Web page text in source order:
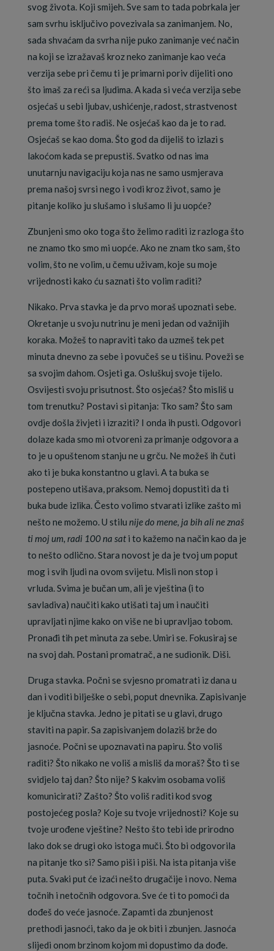
svog života. Koji smijeh. Sve sam to tada pobrkala jer
sam svrhu isključivo povezivala sa zanimanjem. No,
sada shvaćam da svrha nije puko zanimanje već način
na koji se izražavaš kroz neko zanimanje kao veća
verzija sebe pri čemu ti je primarni poriv dijeliti ono
što imaš za reći sa ljudima. A kada si veća verzija sebe
osjećaš u sebi ljubav, ushićenje, radost, strastvenost
prema tome što radiš. Ne osjećaš kao da je to rad.
Osjećaš se kao doma. Što god da dijeliš to izlazi s
lakoćom kada se prepustiš. Svatko od nas ima
unutarnju navigaciju koja nas ne samo usmjerava
prema našoj svrsi nego i vodi kroz život, samo je
pitanje koliko ju slušamo i slušamo li ju uopće?
Zbunjeni smo oko toga što želimo raditi iz razloga što
ne znamo tko smo mi uopće. Ako ne znam tko sam, što
volim, što ne volim, u čemu uživam, koje su moje
vrijednosti kako ću saznati što volim raditi?
Nikako. Prva stavka je da prvo moraš upoznati sebe.
Okretanje u svoju nutrinu je meni jedan od važnijih
koraka. Možeš to napraviti tako da uzmeš tek pet
minuta dnevno za sebe i povučeš se u tišinu. Poveži se
sa svojim dahom. Osjeti ga. Osluškuj svoje tijelo.
Osvijesti svoju prisutnost. Što osjećaš? Što misliš u
tom trenutku? Postavi si pitanja: Tko sam? Što sam
ovdje došla živjeti i izraziti? I onda ih pusti. Odgovori
dolaze kada smo mi otvoreni za primanje odgovora a
to je u opuštenom stanju ne u grču. Ne možeš ih čuti
ako ti je buka konstantno u glavi. A ta buka se
postepeno utišava, praksom. Nemoj dopustiti da ti
buka bude izlika. Često volimo stvarati izlike zašto mi
nešto ne možemo. U stilu nije do mene, ja bih ali ne znaš
ti moj um, radi 100 na sati to kažemo na način kao da je
to nešto odlično. Stara novost je da je tvoj um poput
mog i svih ljudi na ovom svijetu. Misli non stop i
vrluda. Svima je bučan um, ali je vještina (i to
savladiva) naučiti kako utišati taj um i naučiti
upravljati njime kako on više ne bi upravljao tobom.
Pronađi tih pet minuta za sebe. Umiri se. Fokusiraj se
na svoj dah. Postani promatrač, a ne sudionik. Diši.
Druga stavka. Počni se svjesno promatrati iz dana u
dan i voditi bilješke o sebi, poput dnevnika. Zapisivanje
je ključna stavka. Jedno je pitati se u glavi, drugo
staviti na papir. Sa zapisivanjem dolaziš brže do
jasnoće. Počni se upoznavati na papiru. Što voliš
raditi? Što nikako ne voliš a misliš da moraš? Što ti se
svidjelo taj dan? Što nije? S kakvim osobama voliš
komunicirati? Zašto? Što voliš raditi kod svog
postojećeg posla? Koje su tvoje vrijednosti? Koje su
tvoje urođene vještine? Nešto što tebi ide prirodno
lako dok se drugi oko istoga muči. Što bi odgovorila
na pitanje tko si? Samo piši i piši. Na ista pitanja više
puta. Svaki put će izaći nešto drugačije i novo. Nema
točnih i netočnih odgovora. Sve će ti to pomoći da
dođeš do veće jasnoće. Zapamti da zbunjenost
prethodi jasnoći, tako da je ok biti i zbunjen. Jasnoća
slijedi onom brzinom kojom mi dopustimo da dođe.